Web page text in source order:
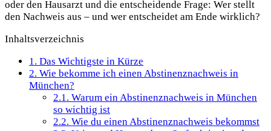
oder den Hausarzt und die entscheidende Frage: Wer stellt
den Nachweis aus – und wer entscheidet am Ende wirklich?
Inhaltsverzeichnis
1. Das Wichtigste in Kürze
2. Wie bekomme ich einen Abstinenznachweis in
München?
2.1. Warum ein Abstinenznachweis in München
so wichtig ist
2.2. Wie du einen Abstinenznachweis bekommst